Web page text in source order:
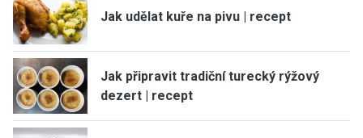
Jak udělat kuře na pivu | recept
Jak připravit tradiční turecký rýžový
dezert | recept